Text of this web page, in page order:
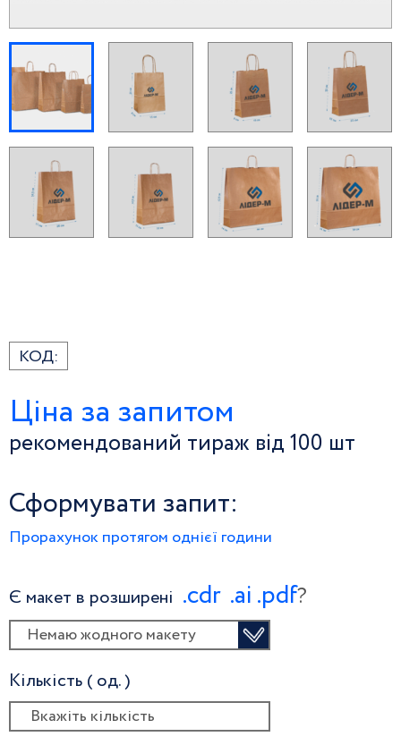
КОД:
Ціна за запитом
рекомендований тираж від 100 шт
Сформувати запит:
Прорахунок протягом однієї години
Є макет в розширені .сdr .ai .pdf?
Немаю жодного макету
Кількість ( од. )